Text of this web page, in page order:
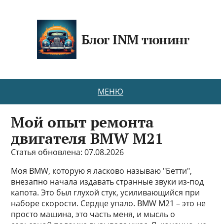
Блог INM тюнинг
МЕНЮ
Мой опыт ремонта
двигателя BMW M21
Статья обновлена: 07.08.2026
Моя BMW, которую я ласково называю "Бетти",
внезапно начала издавать странные звуки из-под
капота. Это был глухой стук, усиливающийся при
наборе скорости. Сердце упало. BMW M21 – это не
просто машина, это часть меня, и мысль о